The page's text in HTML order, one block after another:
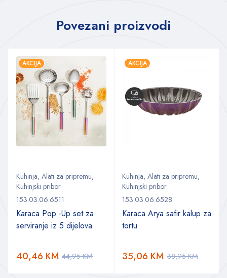
Povezani proizvodi
AKCIJA
Kuhinja, Alati za pripremu,
Kuhinjski pribor
153.03.06.6511
Karaca Pop -Up set za
serviranje iz 5 dijelova
44,95KM
40,46 KM
AKCIJA
Kuhinja, Alati za pripremu,
Kuhinjski pribor
153.03.06.6528
Karaca Arya safir kalup za
tortu
38,95KM
35,06 KM